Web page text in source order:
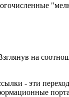
на
- эти